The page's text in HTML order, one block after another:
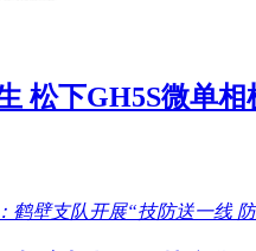
松下GH5S微单